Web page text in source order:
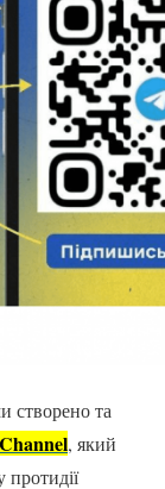
створено та
, який